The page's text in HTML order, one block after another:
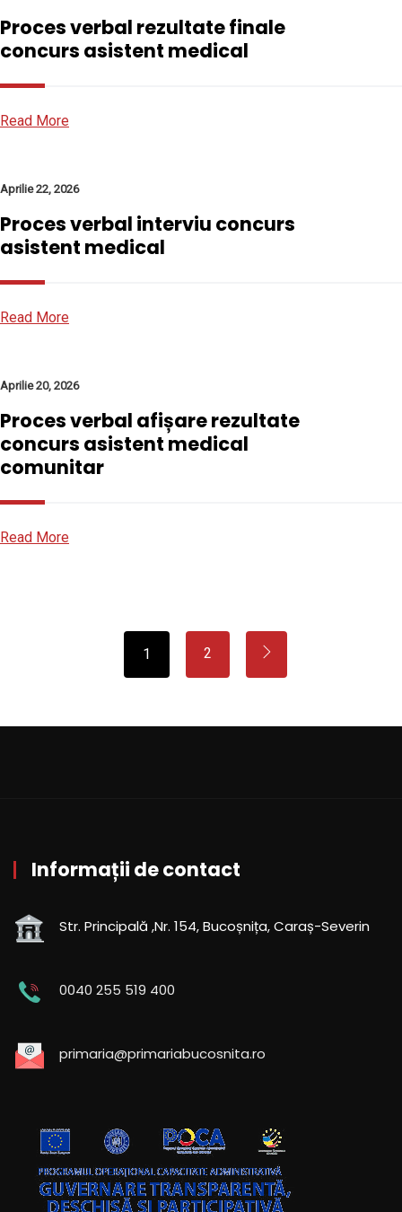
Proces verbal rezultate finale
concurs asistent medical
Read More
Aprilie 22, 2026
Proces verbal interviu concurs
asistent medical
Read More
Aprilie 20, 2026
Proces verbal afișare rezultate
concurs asistent medical
comunitar
Read More
1 2
Informații de contact
Str. Principală ,Nr. 154, Bucoșnița, Caraș-Severin
0040 255 519 400
primaria@primariabucosnita.ro